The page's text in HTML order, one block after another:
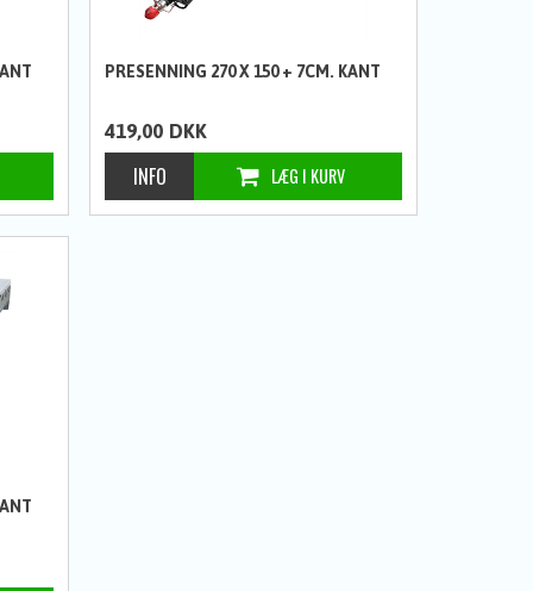
PRESENNING 270 X 150 + 7CM. KANT
419,00 DKK